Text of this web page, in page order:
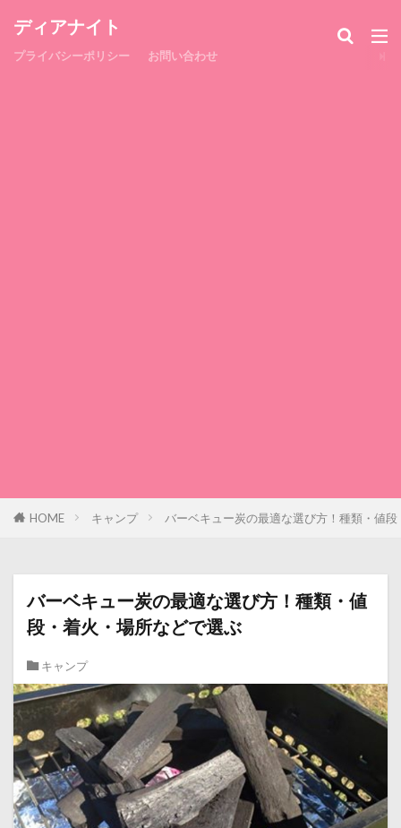
ディアナイト
プライバシーポリシー お問い合わせ
HOME キャンプ バーベキュー炭の最適な選び方！種類・値
バーベキュー炭の最適な選び方！種類・値
段・着火・場所などで選ぶ
キャンプ